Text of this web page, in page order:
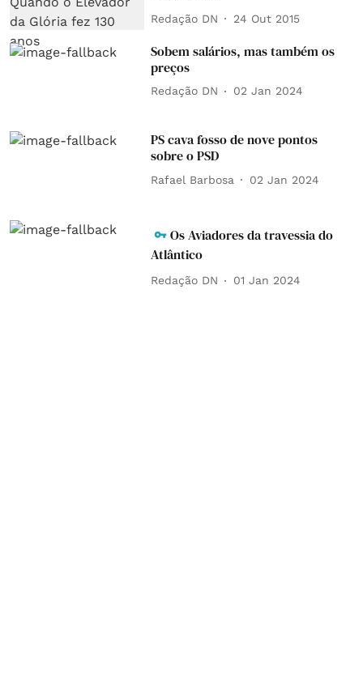
Redação DN 24 Out 2015
Sobem salários, mas também os
preços
Redação DN 02 Jan 2024
PS cava fosso de nove pontos
sobre o PSD
Rafael Barbosa 02 Jan 2024
Os Aviadores da travessia do
Atlântico
Redação DN 01 Jan 2024